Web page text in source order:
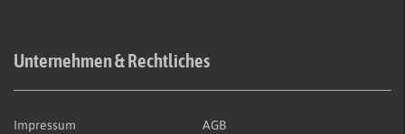
Unternehmen & Rechtliches
Impressum AGB